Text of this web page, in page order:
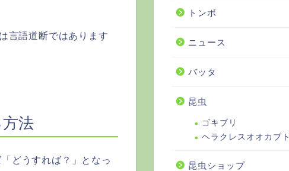
言語道断ではあります
法
どうすれば？」となっ
トンボ
ニュース
バッタ
昆虫
ゴキブリ
ヘラクレスオオカブト
昆虫ショップ